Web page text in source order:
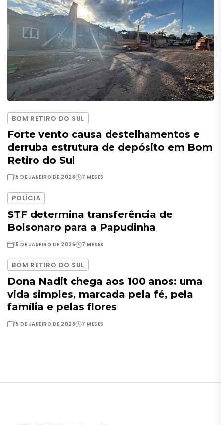
BOM RETIRO DO SUL
Forte vento causa destelhamentos e
derruba estrutura de depósito em Bom
Retiro do Sul
15 DE JANEIRO DE 2026 7 MESES
POLÍCIA
STF determina transferência de
Bolsonaro para a Papudinha
15 DE JANEIRO DE 2026 7 MESES
BOM RETIRO DO SUL
Dona Nadit chega aos 100 anos: uma
vida simples, marcada pela fé, pela
família e pelas flores
15 DE JANEIRO DE 2026 7 MESES